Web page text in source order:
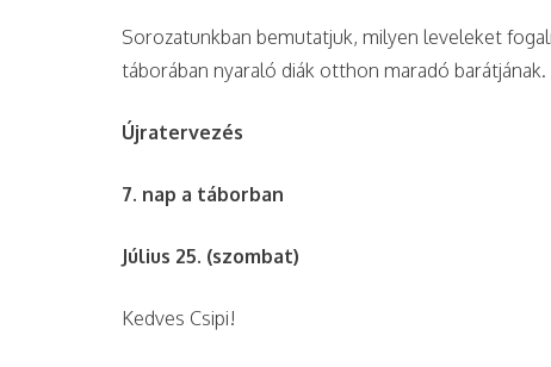
Sorozatunkban bemutatjuk, milyen leveleket
táborában nyaraló diák otthon maradó barátjának.
Újratervezés
7. nap a táborban
Július 25. (szombat)
Kedves Csipi!